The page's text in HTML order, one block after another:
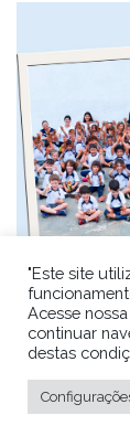
21
"Este site
Acesse nossa
continuar
destas